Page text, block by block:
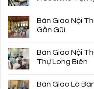
Bàn Giao Nội
Gần Gũi
Bàn Giao Nội
Thự Long Biên
Bàn Giao Lô